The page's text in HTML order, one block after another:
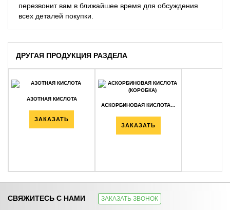
перезвонит вам в ближайшее время для обсуждения
всех деталей покупки.
ДРУГАЯ ПРОДУКЦИЯ РАЗДЕЛА
АЗОТНАЯ КИСЛОТА
ЗАКАЗАТЬ
АСКОРБИНОВАЯ КИСЛОТА…
ЗАКАЗАТЬ
БОРНАЯ КИСЛОТА ЛИМОННАЯ КИСЛОТА
СВЯЖИТЕСЬ С НАМИ ЗАКАЗАТЬ ЗВОНОК